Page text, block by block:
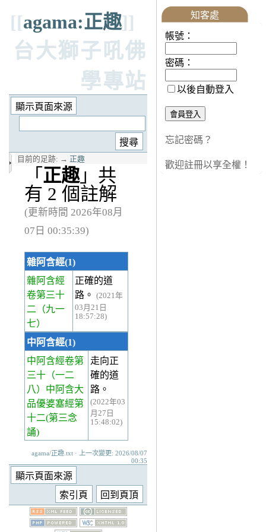
[[agama:正趣]]
台大獅子吼佛
學專站
目前的足跡: → 正趣
「 正趣」共
有 2 個註解
(更新時間 2026年08月
07日 00:35:39)
雜阿含經(1)
雜阿含經
卷第三十
二 （九一
七）
正確的道
路。
(2021年
03月21日
18:57:28)
中阿含經(1)
中阿含經卷第
三十 （一二
八）中阿含大
品優婆塞經第
十二(第三念
誦)
走向正
確的道
路。
(2022年03
月27日
15:48:02)
agama/正趣.txt · 上一次變更: 2026/08/07
00:35
知客處
帳號：
密碼：
以後自動登入
忘記密碼？
歡迎註冊以享全權！